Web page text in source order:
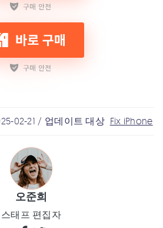
02-21 / 업데이트 대상 Fix iPhone
오준희
스태프 편집자